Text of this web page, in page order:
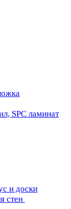
SPC ламинат
и доски
стен